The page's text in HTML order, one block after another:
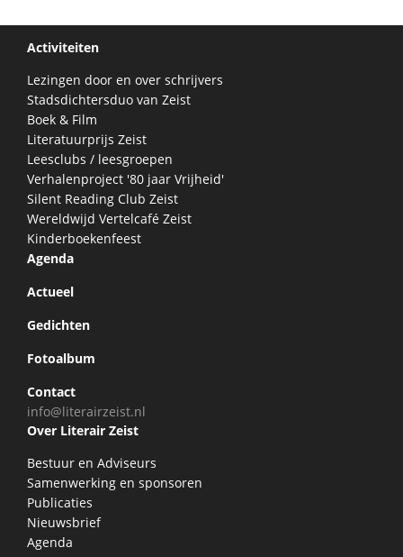
Activiteiten
Lezingen door en over schrijvers
Stadsdichtersduo van Zeist
Boek & Film
Literatuurprijs Zeist
Leesclubs / leesgroepen
Verhalenproject '80 jaar Vrijheid'
Silent Reading Club Zeist
Wereldwijd Vertelcafé Zeist
Kinderboekenfeest
Agenda
Actueel
Gedichten
Fotoalbum
Contact
info@literairzeist.nl
Over Literair Zeist
Bestuur en Adviseurs
Samenwerking en sponsoren
Publicaties
Nieuwsbrief
Agenda